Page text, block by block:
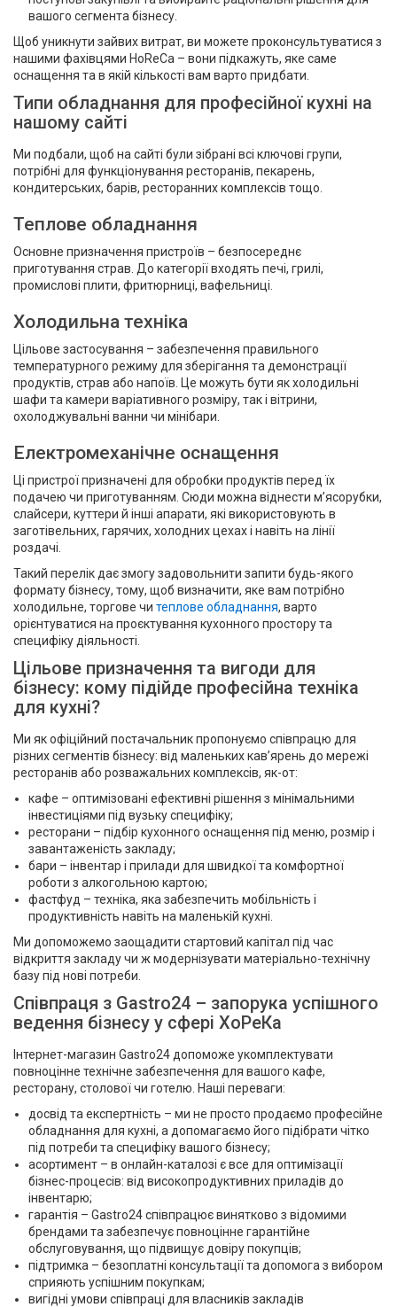
вашого сегмента бізнесу.
Щоб уникнути зайвих витрат, ви можете проконсультуватися з
нашими фахівцями HoReCa – вони підкажуть, яке саме
оснащення та в якій кількості вам варто придбати.
Типи обладнання для професійної кухні на
нашому сайті
Ми подбали, щоб на сайті були зібрані всі ключові групи,
потрібні для функціонування ресторанів, пекарень,
кондитерських, барів, ресторанних комплексів тощо.
Теплове обладнання
Основне призначення пристроїв – безпосереднє
приготування страв. До категорії входять печі, грилі,
промислові плити, фритюрниці, вафельниці.
Холодильна техніка
Цільове застосування – забезпечення правильного
температурного режиму для зберігання та демонстрації
продуктів, страв або напоїв. Це можуть бути як холодильні
шафи та камери варіативного розміру, так і вітрини,
охолоджувальні ванни чи мінібари.
Електромеханічне оснащення
Ці пристрої призначені для обробки продуктів перед їх
подачею чи приготуванням. Сюди можна віднести м’ясорубки,
слайсери, куттери й інші апарати, які використовують в
заготівельних, гарячих, холодних цехах і навіть на лінії
роздачі.
Такий перелік дає змогу задовольнити запити будь-якого
формату бізнесу, тому, щоб визначити, яке вам потрібно
холодильне, торгове чи теплове обладнання, варто
орієнтуватися на проєктування кухонного простору та
специфіку діяльності.
Цільове призначення та вигоди для
бізнесу: кому підійде професійна техніка
для кухні?
Ми як офіційний постачальник пропонуємо співпрацю для
різних сегментів бізнесу: від маленьких кав’ярень до мережі
ресторанів або розважальних комплексів, як-от:
кафе – оптимізовані ефективні рішення з мінімальними
інвестиціями під вузьку специфіку;
ресторани – підбір кухонного оснащення під меню, розмір і
завантаженість закладу;
бари – інвентар і прилади для швидкої та комфортної
роботи з алкогольною картою;
фастфуд – техніка, яка забезпечить мобільність і
продуктивність навіть на маленькій кухні.
Ми допоможемо заощадити стартовий капітал під час
відкриття закладу чи ж модернізувати матеріально-технічну
базу під нові потреби.
Співпраця з Gastro24 – запорука успішного
ведення бізнесу у сфері ХоРеКа
Інтернет-магазин Gastro24 допоможе укомплектувати
повноцінне технічне забезпечення для вашого кафе,
ресторану, столової чи готелю. Наші переваги:
досвід та експертність – ми не просто продаємо професійне
обладнання для кухні, а допомагаємо його підібрати чітко
під потреби та специфіку вашого бізнесу;
асортимент – в онлайн-каталозі є все для оптимізації
бізнес-процесів: від високопродуктивних приладів до
інвентарю;
гарантія – Gastro24 співпрацює винятково з відомими
брендами та забезпечує повноцінне гарантійне
обслуговування, що підвищує довіру покупців;
підтримка – безоплатні консультації та допомога з вибором
сприяють успішним покупкам;
вигідні умови співпраці для власників закладів